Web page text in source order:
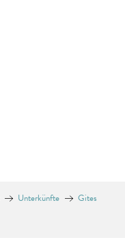
Unterkünfte
Gites